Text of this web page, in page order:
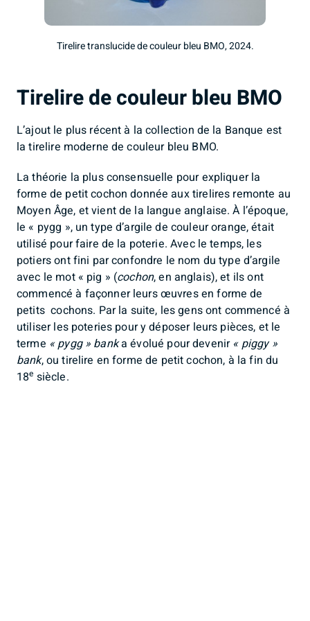
Tirelire translucide de couleur bleu BMO, 2024.
Tirelire de couleur bleu BMO
L’ajout le plus récent à la collection de la Banque est
la tirelire moderne de couleur bleu BMO.
La théorie la plus consensuelle pour expliquer la
forme de petit cochon donnée aux tirelires remonte au
Moyen Âge, et vient de la langue anglaise. À l’époque,
le « pygg », un type d’argile de couleur orange, était
utilisé pour faire de la poterie. Avec le temps, les
potiers ont fini par confondre le nom du type d’argile
avec le mot « pig » (cochon, en anglais), et ils ont
commencé à façonner leurs œuvres en forme de
petits cochons. Par la suite, les gens ont commencé à
utiliser les poteries pour y déposer leurs pièces, et le
terme « pygg » banka évolué pour devenir « piggy »
bank, ou tirelire en forme de petit cochon, à la fin du
18e siècle.